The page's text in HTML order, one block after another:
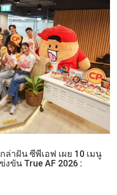
าฝัน ซีพีเอฟ เผย 10 เมนู
ขัน True AF 2026 :